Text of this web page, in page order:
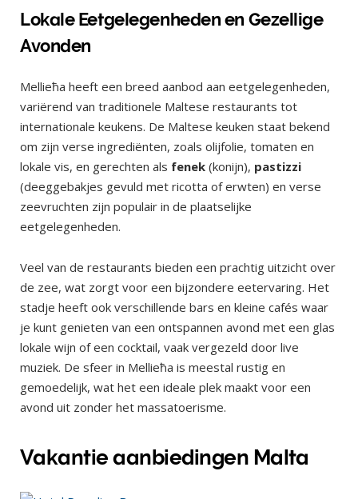
Lokale Eetgelegenheden en Gezellige
Avonden
Mellieħa heeft een breed aanbod aan eetgelegenheden,
variërend van traditionele Maltese restaurants tot
internationale keukens. De Maltese keuken staat bekend
om zijn verse ingrediënten, zoals olijfolie, tomaten en
lokale vis, en gerechten als fenek (konijn), pastizzi
(deeggebakjes gevuld met ricotta of erwten) en verse
zeevruchten zijn populair in de plaatselijke
eetgelegenheden.
Veel van de restaurants bieden een prachtig uitzicht over
de zee, wat zorgt voor een bijzondere eetervaring. Het
stadje heeft ook verschillende bars en kleine cafés waar
je kunt genieten van een ontspannen avond met een glas
lokale wijn of een cocktail, vaak vergezeld door live
muziek. De sfeer in Mellieħa is meestal rustig en
gemoedelijk, wat het een ideale plek maakt voor een
avond uit zonder het massatoerisme.
Vakantie aanbiedingen Malta